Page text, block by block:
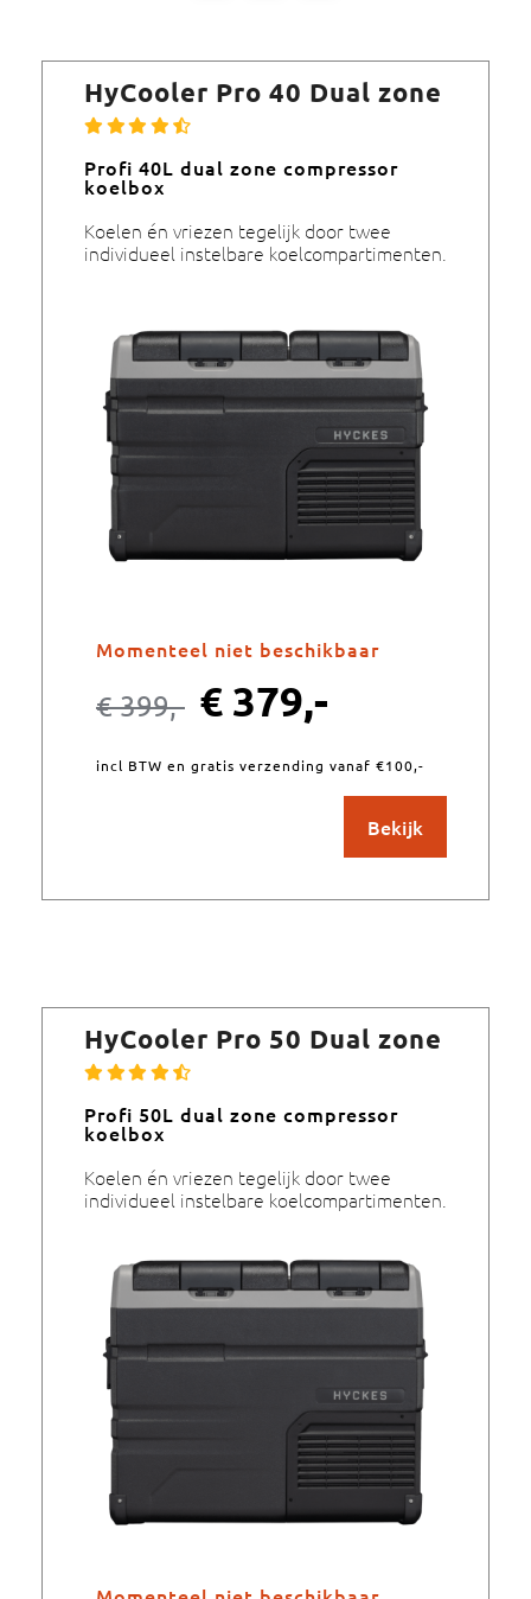
HyCooler Pro 40 Dual zone
Profi 40L dual zone compressor
koelbox
Koelen én vriezen tegelijk door twee
individueel instelbare koelcompartimenten.
Momenteel niet beschikbaar
€399,- € 379,-
incl BTW en gratis verzending vanaf €100,-
Bekijk
HyCooler Pro 50 Dual zone
Profi 50L dual zone compressor
koelbox
Koelen én vriezen tegelijk door twee
individueel instelbare koelcompartimenten.